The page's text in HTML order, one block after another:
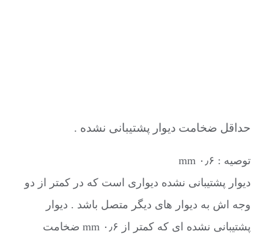
حداقل ضخامت دیوار پشتیبانی نشده .
توصیه : ۰٫۶ mm
دیوار پشتیبانی نشده دیواری است که در کمتر از دو
وجه اش به دیوار های دیگر متصل باشد . دیوار
پشتیبانی نشده ای که کمتر از ۰٫۶ mm ضخامت